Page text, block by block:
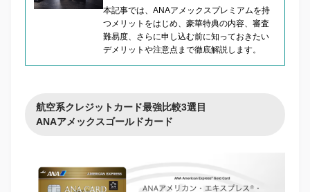
本記事では、ANAアメックスプレミアムを持
つメリットをはじめ、豪華特典の内容、審査
難易度、さらに申し込む前に知っておきたい
デメリットや注意点まで徹底解説します。
航空系クレジットカード最強比較3選目
ANAアメックスゴールドカード